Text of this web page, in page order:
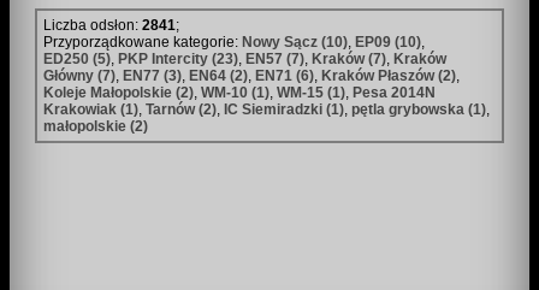
Liczba odsłon: 2841;
Przyporządkowane kategorie: Nowy Sącz (10), EP09 (10),
ED250 (5), PKP Intercity (23), EN57 (7), Kraków (7), Kraków
Główny (7), EN77 (3), EN64 (2), EN71 (6), Kraków Płaszów (2),
Koleje Małopolskie (2), WM-10 (1), WM-15 (1), Pesa 2014N
Krakowiak (1), Tarnów (2), IC Siemiradzki (1), pętla grybowska (1),
małopolskie (2)